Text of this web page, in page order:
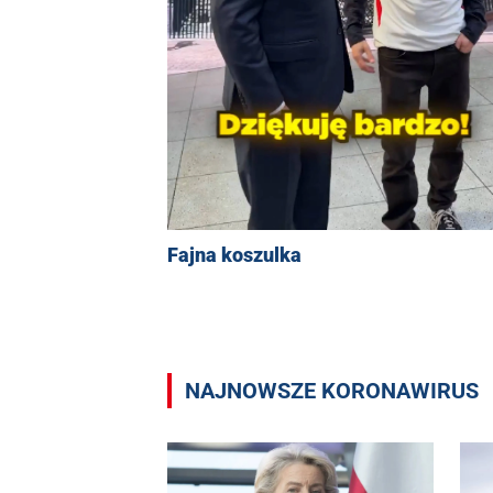
Fajna koszulka
NAJNOWSZE KORONAWIRUS